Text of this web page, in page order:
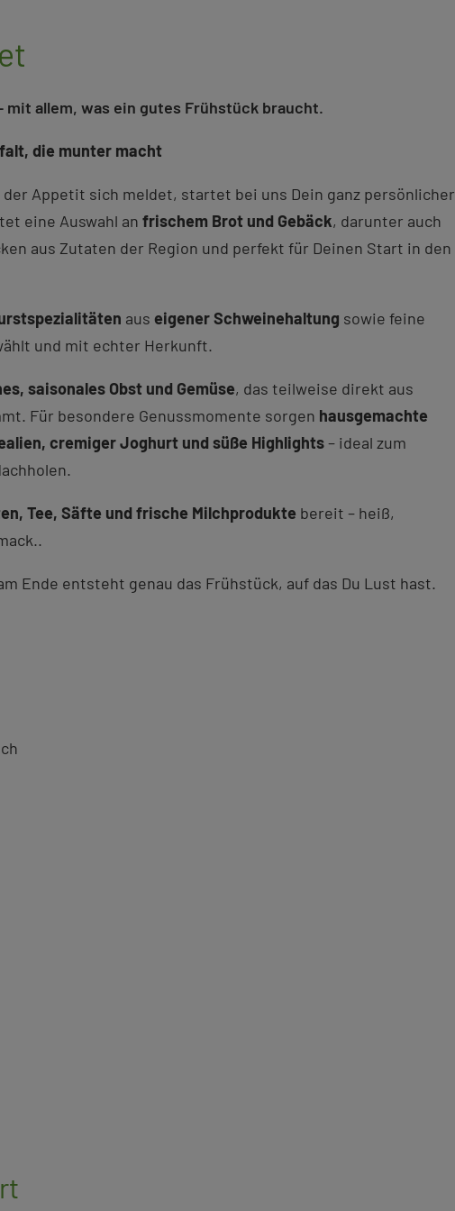
mit allem, was ein gutes Frühstück braucht.
die munter macht
Appetit sich meldet, startet bei uns Dein ganz persönlicher
eine Auswahl an frischem Brot und Gebäck, darunter auch
aus Zutaten der Region und perfekt für Deinen Start in den
aus eigener Schweinehaltung sowie feine
und mit echter Herkunft.
saisonales Obst und Gemüse, das teilweise direkt aus
Für besondere Genussmomente sorgen hausgemachte
cremiger Joghurt und süße Highlights– ideal zum
Tee, Säfte und frische Milchprodukte bereit – heiß,
Ende entsteht genau das Frühstück, auf das Du Lust hast.